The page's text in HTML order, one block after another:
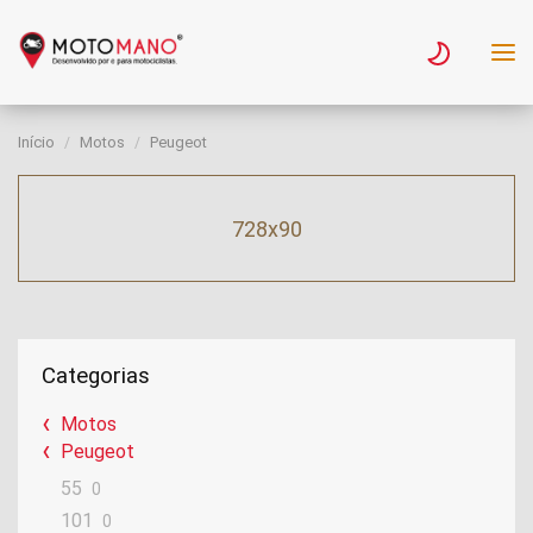
Início Motos Peugeot
728x90
Categorias
Motos
Peugeot
55
0
101 0